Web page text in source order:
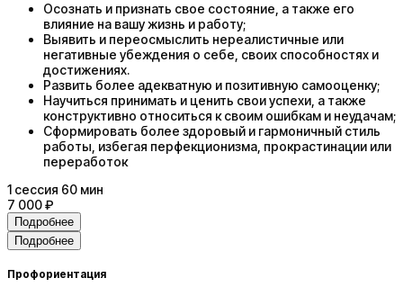
Осознать и признать свое состояние, а также его
влияние на вашу жизнь и работу;
Выявить и переосмыслить нереалистичные или
негативные убеждения о себе, своих способностях и
достижениях.
Развить более адекватную и позитивную самооценку;
Научиться принимать и ценить свои успехи, а также
конструктивно относиться к своим ошибкам и неудачам;
Сформировать более здоровый и гармоничный стиль
работы, избегая перфекционизма, прокрастинации или
переработок
1 сессия 60 мин
7 000 ₽
Подробнее
Подробнее
Профориентация